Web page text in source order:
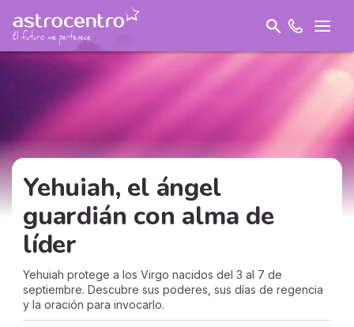
Yehuiah, el ángel
guardián con alma de
líder
Yehuiah protege a los Virgo nacidos del 3 al 7 de
septiembre. Descubre sus poderes, sus días de regencia
y la oración para invocarlo.